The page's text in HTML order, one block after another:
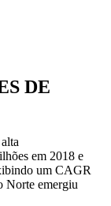
DE
em 2018 e
um CAGR
Norte emergiu